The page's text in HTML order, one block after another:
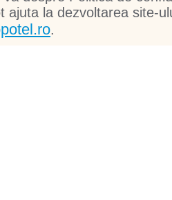
ajuta la dezvoltarea site-
.